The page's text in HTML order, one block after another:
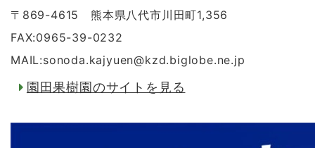
〒869-4615 熊本県八代市川田町1,356
FAX:0965-39-0232
MAIL:sonoda.kajyuen@kzd.biglobe.ne.jp
園田果樹園のサイトを見る